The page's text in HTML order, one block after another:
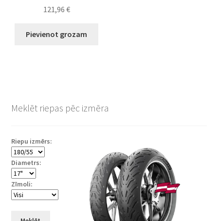
121,96 €
Pievienot grozam
Meklēt riepas pēc izmēra
Riepu izmērs:
Diametrs:
Zīmoli: